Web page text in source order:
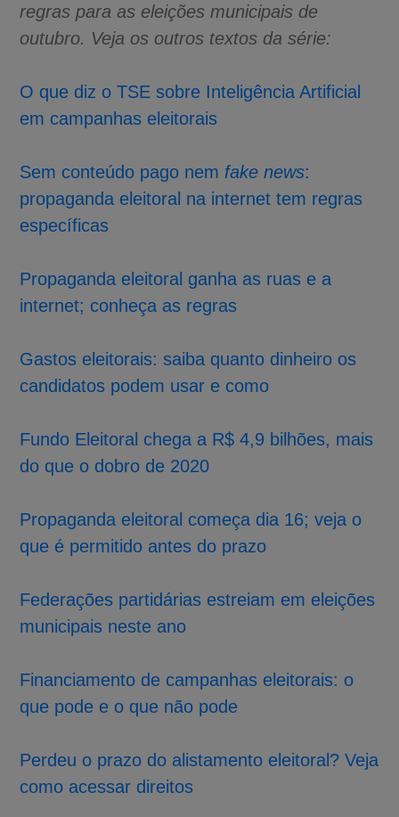
regras para as eleições municipais de
outubro. Veja os outros textos da série:
O que diz o TSE sobre Inteligência Artificial
em campanhas eleitorais
Sem conteúdo pago nem fake news:
propaganda eleitoral na internet tem regras
específicas
Propaganda eleitoral ganha as ruas e a
internet; conheça as regras
Gastos eleitorais: saiba quanto dinheiro os
candidatos podem usar e como
Fundo Eleitoral chega a R$ 4,9 bilhões, mais
do que o dobro de 2020
Propaganda eleitoral começa dia 16; veja o
que é permitido antes do prazo
Federações partidárias estreiam em eleições
municipais neste ano
Financiamento de campanhas eleitorais: o
que pode e o que não pode
Perdeu o prazo do alistamento eleitoral? Veja
como acessar direitos